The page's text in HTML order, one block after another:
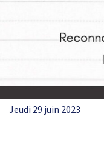
Jeudi 29 juin 2023